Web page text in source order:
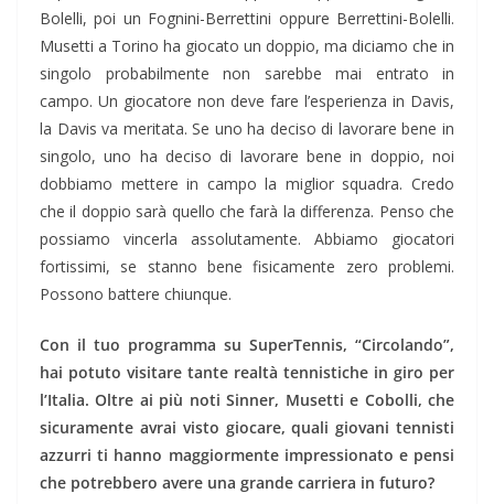
Bolelli, poi un Fognini-Berrettini oppure Berrettini-Bolelli.
Musetti a Torino ha giocato un doppio, ma diciamo che in
singolo probabilmente non sarebbe mai entrato in
campo. Un giocatore non deve fare l’esperienza in Davis,
la Davis va meritata. Se uno ha deciso di lavorare bene in
singolo, uno ha deciso di lavorare bene in doppio, noi
dobbiamo mettere in campo la miglior squadra. Credo
che il doppio sarà quello che farà la differenza. Penso che
possiamo vincerla assolutamente. Abbiamo giocatori
fortissimi, se stanno bene fisicamente zero problemi.
Possono battere chiunque.
Con il tuo programma su SuperTennis, “Circolando”,
hai potuto visitare tante realtà tennistiche in giro per
l’Italia. Oltre ai più noti Sinner, Musetti e Cobolli, che
sicuramente avrai visto giocare, quali giovani tennisti
azzurri ti hanno maggiormente impressionato e pensi
che potrebbero avere una grande carriera in futuro?